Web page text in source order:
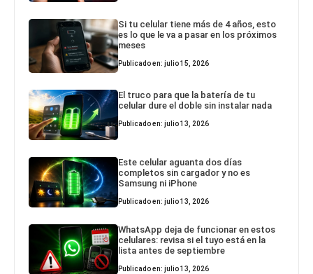
Si tu celular tiene más de 4 años, esto
es lo que le va a pasar en los próximos
meses
Publicado en: julio 15, 2026
El truco para que la batería de tu
celular dure el doble sin instalar nada
Publicado en: julio 13, 2026
Este celular aguanta dos días
completos sin cargador y no es
Samsung ni iPhone
Publicado en: julio 13, 2026
WhatsApp deja de funcionar en estos
celulares: revisa si el tuyo está en la
lista antes de septiembre
Publicado en: julio 13, 2026